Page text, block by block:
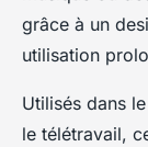
grâce à un
utilisation
Utilisés dans
le télétravail,